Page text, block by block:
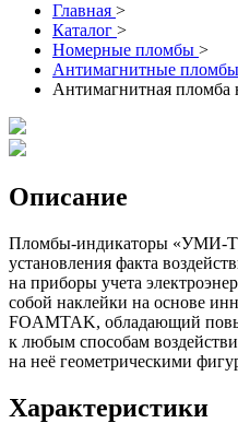
Главная >
Каталог >
Номерные пломбы >
Антимагнитные пломбы
Антимагнитная
Описание
Пломбы-индикаторы «УМИ-
установления факта
на приборы учета
собой наклейки на основе
FOAMTAK, обладающий
к любым способам
на неё геометрическими
Характеристики